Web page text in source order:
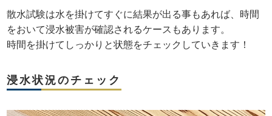
散水試験は水を掛けてすぐに結果が出る事もあれば、時間
をおいて浸水被害が確認されるケースもあります。
時間を掛けてしっかりと状態をチェックしていきます！
浸水状況のチェック